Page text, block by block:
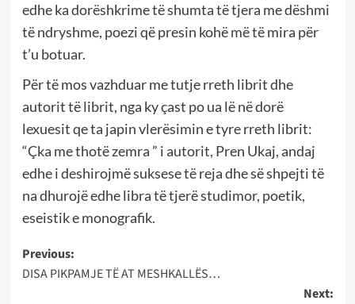
edhe ka dorëshkrime të shumta të tjera me dëshmi
të ndryshme, poezi që presin kohë më të mira për
t’u botuar.
Për të mos vazhduar me tutje rreth librit dhe
autorit të librit, nga ky çast po ua lë në dorë
lexuesit qe ta japin vlerësimin e tyre rreth librit:
“Çka me thotë zemra ” i autorit, Pren Ukaj, andaj
edhe i deshirojmë suksese të reja dhe së shpejti të
na dhurojë edhe libra të tjerë studimor, poetik,
eseistik e monografik.
Post
navigation
Previous:
DISA PIKPAMJE TË AT MESHKALLËS…
Next: